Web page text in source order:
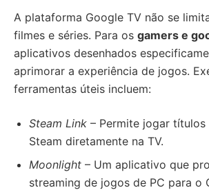
A plataforma Google TV não se
filmes e séries. Para os gamers e
aplicativos desenhados
aprimorar a experiência de jogos.
ferramentas úteis incluem:
Steam Link – Permite jogar
Steam diretamente na TV.
Moonlight – Um aplicativo que
streaming de jogos de PC para o